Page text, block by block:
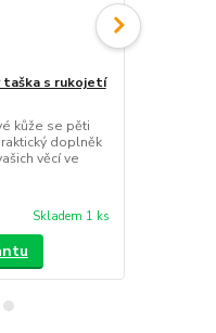
taška s rukojetí
kůže se pěti
doplněk
věcí ve
Skladem 1 ks